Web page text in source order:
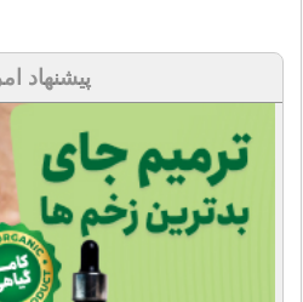
پیشنهاد